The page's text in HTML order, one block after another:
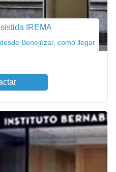
IREMA
Benejúzar, como llegar